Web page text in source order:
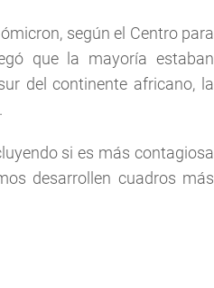
según el Centro para
que la mayoría estaban
del continente africano, la
si es más contagiosa
desarrollen cuadros más